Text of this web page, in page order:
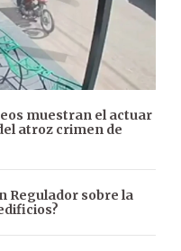
muestran el actuar
atroz crimen de
Regulador sobre la